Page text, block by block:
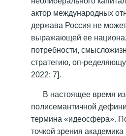
актор международных
держава Россия не
выражающей ее
потребности,
стратегию, оп-
2022: 7].
В настоящее время
полисемантичной
термина «идеосфера».
точкой зрения